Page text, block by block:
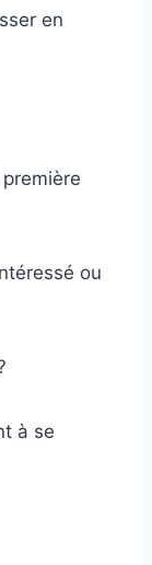
en
ou
à se